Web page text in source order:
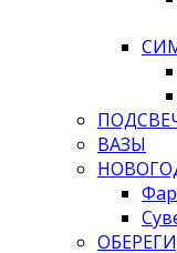
ВАЗЫ